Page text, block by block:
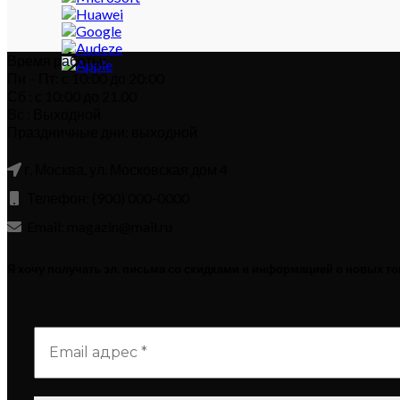
Время работы:
Пн – Пт: с 10:00 до 20:00